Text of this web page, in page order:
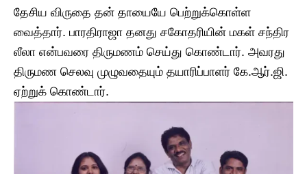
தேசிய விருதை தன் தாயையே பெற்றுக்கொள்ள
வைத்தார். பாரதிராஜா தனது சகோதரியின் மகள் சந்திர
லீலா என்பவரை திருமணம் செய்து கொண்டார். அவரது
திருமண செலவு முழுவதையும் தயாரிப்பாளர் கே.ஆர்.ஜி.
ஏற்றுக் கொண்டார்.